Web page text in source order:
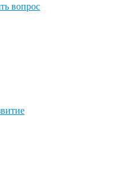
вопрос